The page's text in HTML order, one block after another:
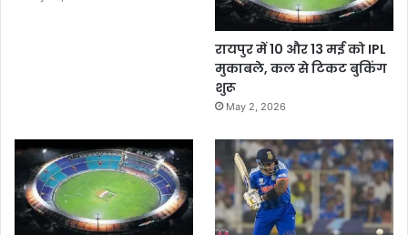
रायपुर में 10 और 13 मई को IPL
मुकाबले, कल से टिकट बुकिंग
शुरू
May 2, 2026